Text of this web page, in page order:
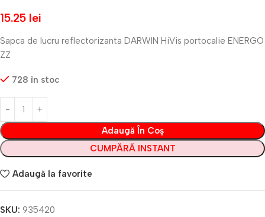
15.25 lei
Sapca de lucru reflectorizanta DARWIN HiVis portocalie ENERGO
ZZ
728 în stoc
Adaugă În Coș
CUMPĂRĂ INSTANT
Adaugă la favorite
SKU: 935420